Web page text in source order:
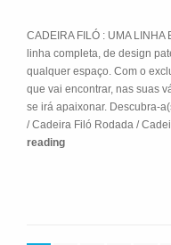
CADEIRA FILÓ : UMA LINHA
linha completa, de design
qualquer espaço. Com o
que vai encontrar, nas suas
se irá apaixonar. Descubra-
/ Cadeira Filó Rodada /
reading